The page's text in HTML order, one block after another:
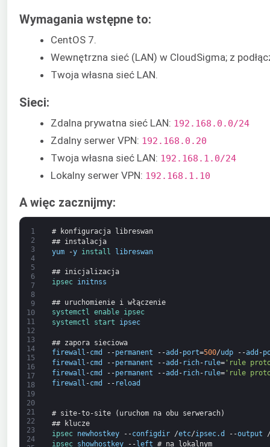
Wymagania wstępne to:
CentOS 7.
Wewnętrzna sieć (LAN) w CloudSigma; z
Twoja własna sieć LAN.
Sieci:
Zdalna prywatna sieć LAN: 192.168.0.0/24
Zdalny serwer VPN: 192.168.0.20
Twoja własna sieć LAN: 192.168.1.0/24
Lokalny serwer VPN: 192.168.1.10
A więc zacznijmy:
1
2
3
4
5
6
7
8
9
10
11
12
13
14
15
16
17
18
19
20
21
22
23
24
# konfiguracja libreswan
## instalacja
yum
-y install libreswan
## inicjalizacja
ipsec initnss
## uruchomienie i włączenie
systemctl enable ipsec
systemctl
start ipsec
## zapora sieciowa
firewall -cmd --permanent --add -port=500/udp --add -
firewall -cmd --permanent --add - rich- rule='rule
firewall -cmd --permanent --add - rich- rule='rule
firewall -cmd -- reload
# site-to-site (uruchom na obu serwerach)
## klucze
ipsec newhostkey --configdir /etc/ipsec.d --output
ipsec showhostkey --left # na lokalnym